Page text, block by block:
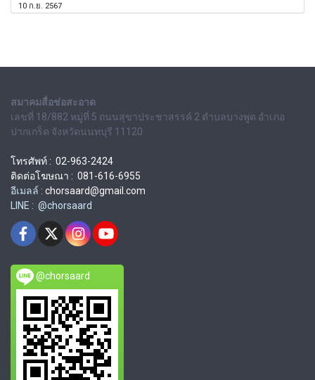
10 ก.ย. 2567
สมาคมสื่อช่อสะอาด
เลขที่ 18/882 หมู่ที่ 5 ถนนสุขาประชาสรรค์ 2 ตำบลบางพูด อำเภอ
ปากเกร็ด จังหวัดนนทบุรี 11120
โทรศัพท์ : 02-963-2424
ติดต่อโฆษณา : 081-616-6955
อีเมลล์ : chorsaard@gmail.com
LINE : @chorsaard
@chorsaard